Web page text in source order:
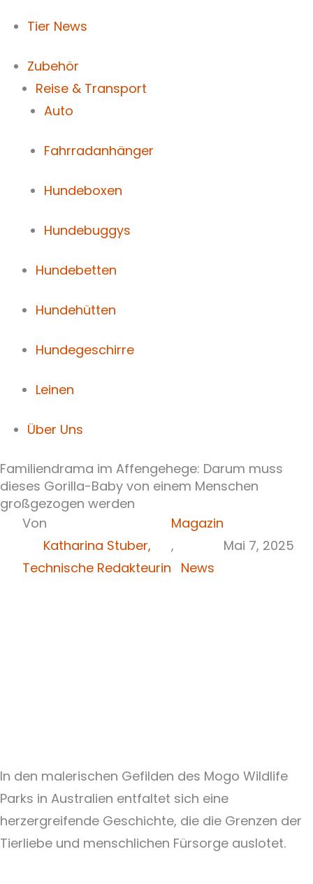
Tier News
Zubehör
Reise & Transport
Auto
Fahrradanhänger
Hundeboxen
Hundebuggys
Hundebetten
Hundehütten
Hundegeschirre
Leinen
Über Uns
Familiendrama im Affengehege: Darum muss
dieses Gorilla-Baby von einem Menschen
großgezogen werden
Von
Katharina Stuber,
Technische Redakteurin
Magazin
,
News
Mai 7, 2025
In den malerischen Gefilden des Mogo Wildlife
Parks in Australien entfaltet sich eine
herzergreifende Geschichte, die die Grenzen der
Tierliebe und menschlichen Fürsorge auslotet.